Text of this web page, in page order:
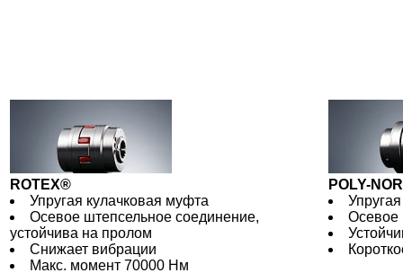
ROTEX®
Упругая кулачковая муфта
Осевое штепсельное соединение,
устойчива на пролом
Cнижает вибрации
Макс. момент 70000 Нм
POLY-
Осевое